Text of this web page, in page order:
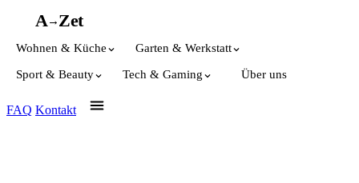
A→Zet
Wohnen & Küche Garten & Werkstatt
Sport & Beauty Tech & Gaming Über uns
FAQ Kontakt